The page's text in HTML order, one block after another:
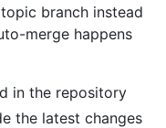
branch instead
merge happens
in the repository
the latest changes